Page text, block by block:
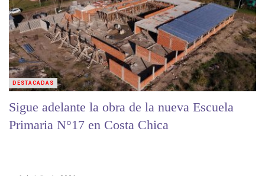
Sigue adelante la obra de la nueva Escuela
Primaria N°17 en Costa Chica
DESTACADAS